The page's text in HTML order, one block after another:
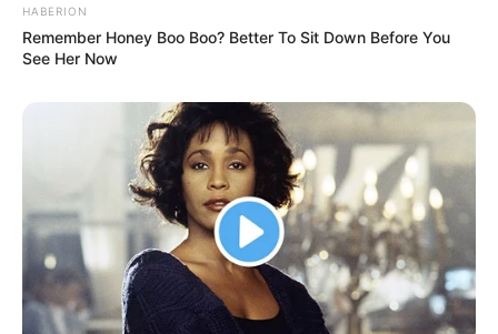
Keluarga
Saudara Laki-laki: –
Saudara Perempuan: –
Anak: Francesco Liam Cimolin
Suami
HABERION
Remember Honey Boo Boo? Better To Sit Down Before You
See Her Now